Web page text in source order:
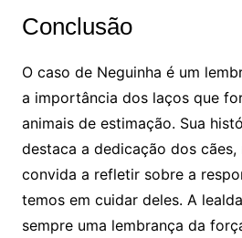
Conclusão
O caso de Neguinha é um
a importância dos laços que
animais de estimação. Sua
destaca a dedicação dos cães,
convida a refletir sobre a
temos em cuidar deles. A
sempre uma lembrança da